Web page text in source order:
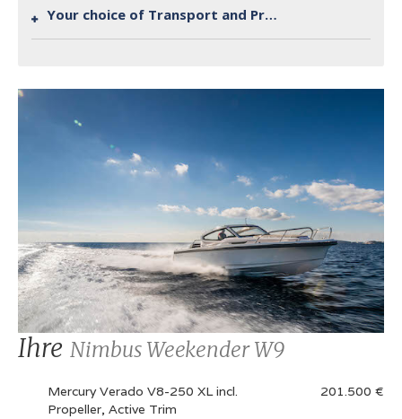
Your choice of Transport and Preparation
Ihre Nimbus Weekender W9
Mercury Verado V8-250 XL incl.
Propeller, Active Trim
201.500 €